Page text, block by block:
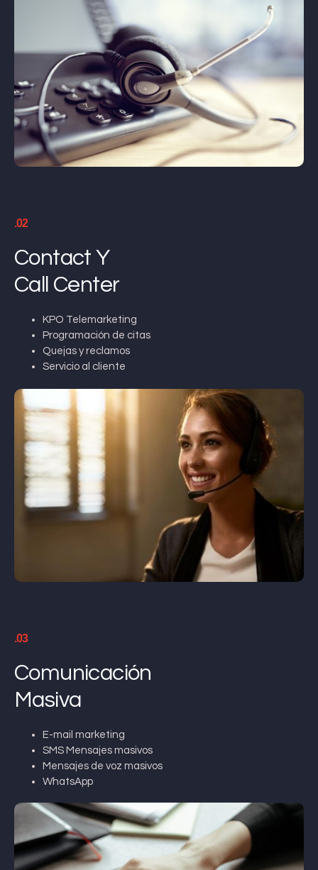
.02
Contact Y
Call Center
KPO Telemarketing
Programación de citas
Quejas y reclamos
Servicio al cliente
.03
Comunicación
Masiva
E-mail marketing
SMS Mensajes masivos
Mensajes de voz masivos
WhatsApp